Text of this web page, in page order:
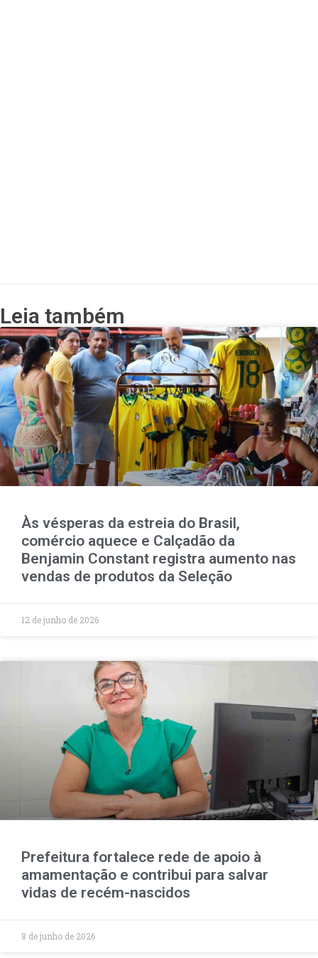
Leia também
Às vésperas da estreia do Brasil,
comércio aquece e Calçadão da
Benjamin Constant registra aumento nas
vendas de produtos da Seleção
12 de junho de 2026
Prefeitura fortalece rede de apoio à
amamentação e contribui para salvar
vidas de recém-nascidos
8 de junho de 2026